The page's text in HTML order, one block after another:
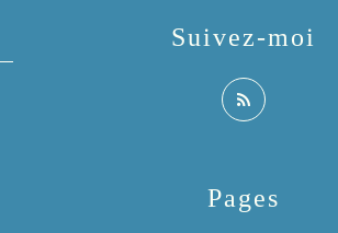
Pages
Suivez-moi